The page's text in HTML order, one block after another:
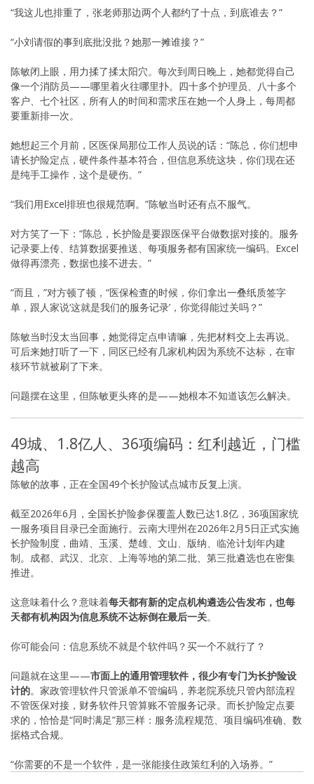
“我这儿也排重了，张老师那边两个人都约了十点，到底谁去？”
“小刘请假的事到底批没批？她那一摊谁接？”
陈敏闭上眼，用力揉了揉太阳穴。每次到周日晚上，她都觉得自己
像一个消防员——哪里着火往哪里扑。四十多个护理员、八十多个
客户、七个社区，所有人的时间和需求压在她一个人身上，每周都
要重新排一次。
她想起三个月前，区医保局那位工作人员说的话：“陈总，你们想申
请长护险定点，硬件条件基本符合，但信息系统这块，你们现在还
是纯手工操作，这个是硬伤。”
“我们用Excel排班也很规范啊。”陈敏当时还有点不服气。
对方笑了一下：“陈总，长护险是要跟医保平台做数据对接的。服务
记录要上传、结算数据要推送、每项服务都有国家统一编码。Excel
做得再漂亮，数据也接不进去。”
“而且，”对方顿了顿，“医保检查的时候，你们拿出一叠纸质签字
单，跟人家说‘这就是我们的服务记录’，你觉得能过关吗？”
陈敏当时没太当回事，她觉得定点申请嘛，先把材料交上去再说。
可后来她打听了一下，同区已经有几家机构因为系统不达标，在审
核环节就被刷了下来。
问题摆在这里，但陈敏更头疼的是——她根本不知道该怎么解决。
49城、1.8亿人、36项编码：红利越近，门槛
越高
陈敏的故事，正在全国49个长护险试点城市反复上演。
截至2026年6月，全国长护险参保覆盖人数已达1.8亿，36项国家统
一服务项目目录已全面施行。云南大理州在2026年2月5日正式实施
长护险制度，曲靖、玉溪、楚雄、文山、版纳、临沧计划年内建
制。成都、武汉、北京、上海等地的第二批、第三批遴选也在密集
推进。
这意味着什么？意味着每天都有新的定点机构遴选公告发布，也每
天都有机构因为信息系统不达标倒在最后一关。
你可能会问：信息系统不就是个软件吗？买一个不就行了？
问题就在这里——市面上的通用管理软件，很少有专门为长护险设
计的。家政管理软件只管派单不管编码，养老院系统只管内部流程
不管医保对接，财务软件只管算账不管服务记录。而长护险定点要
求的，恰恰是“同时满足”那三样：服务流程规范、项目编码准确、数
据格式合规。
“你需要的不是一个软件，是一张能接住政策红利的入场券。”